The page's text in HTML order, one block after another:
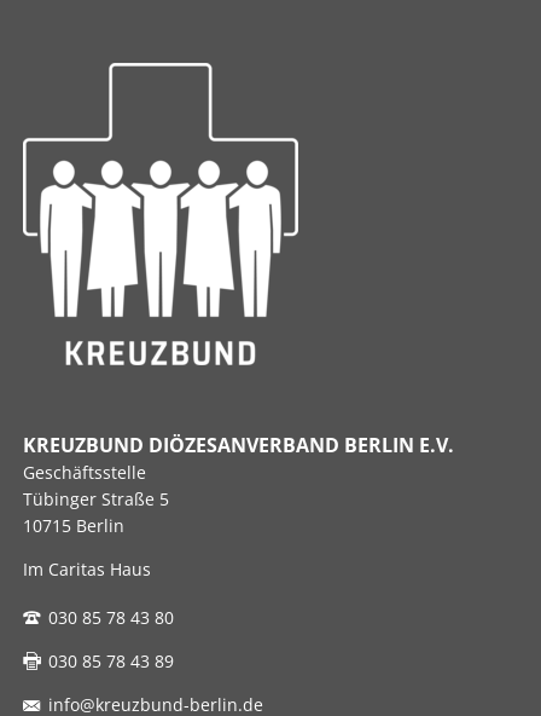
KREUZBUND DIÖZESANVERBAND BERLIN E.V.
Geschäftsstelle
Tübinger Straße 5
10715 Berlin
Im Caritas Haus
030 85 78 43 80
030 85 78 43 89
info@kreuzbund-berlin.de